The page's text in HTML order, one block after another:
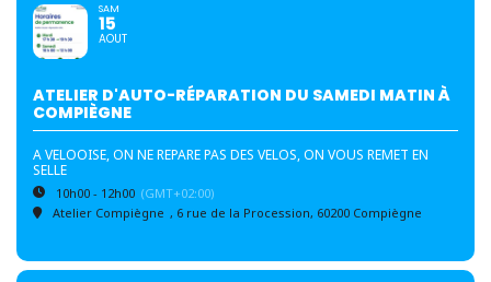
SAM
15
AOUT
ATELIER D'AUTO-RÉPARATION DU SAMEDI MATIN À
COMPIÈGNE
A VELOOISE, ON NE REPARE PAS DES VELOS, ON VOUS REMET EN
SELLE
10h00 - 12h00 (GMT+02:00)
Atelier Compiègne , 6 rue de la Procession, 60200 Compiègne